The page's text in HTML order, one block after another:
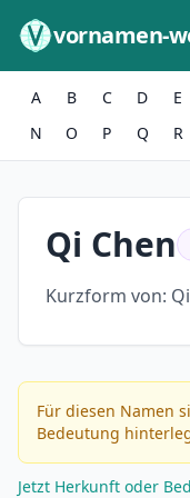
vornamen-
A B C D E
N
O P Q R
Qi Chen
Kurzform von:
Für diesen Namen
Bedeutung
Jetzt Herkunft oder